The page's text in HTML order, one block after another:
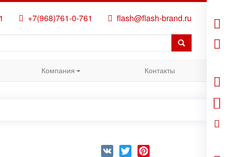
+7(968)761-0-761 flash@flash-brand.ru
Компания
Контакты
VK Twitter